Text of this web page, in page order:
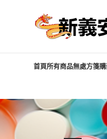
首頁所有商品無處方箋